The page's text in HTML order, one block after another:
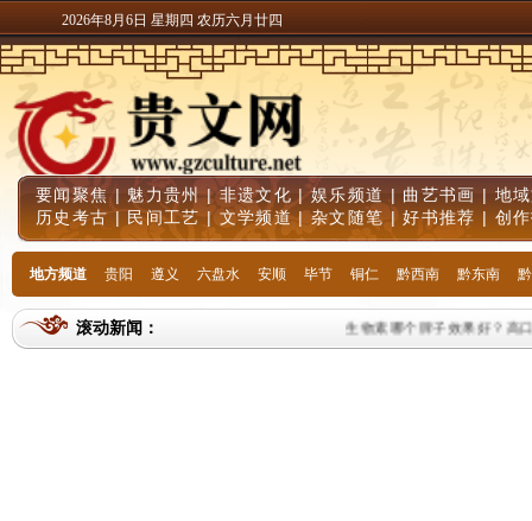
2026年8月6日 星期四 农历六月廿四
要闻聚焦| 魅力贵州|非遗文化 |娱乐频道 | 曲艺书画 | 地
历史考古 | 民间工艺 |文学频道|杂文随笔 |好书推荐 | 创
地方频道 贵阳 遵义 六盘水 安顺 毕节 铜仁 黔西南 黔东南
滚动新闻： 生物素哪个牌子效果好？高